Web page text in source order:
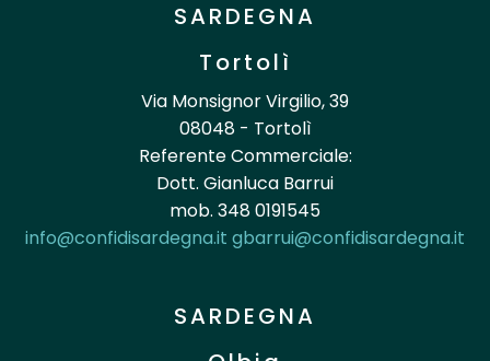
SARDEGNA
Tortolì
Via Monsignor Virgilio, 39
08048 - Tortolì
Referente Commerciale:
Dott. Gianluca Barrui
mob. 348 0191545
info@confidisardegna.it gbarrui@confidisardegna.it
SARDEGNA